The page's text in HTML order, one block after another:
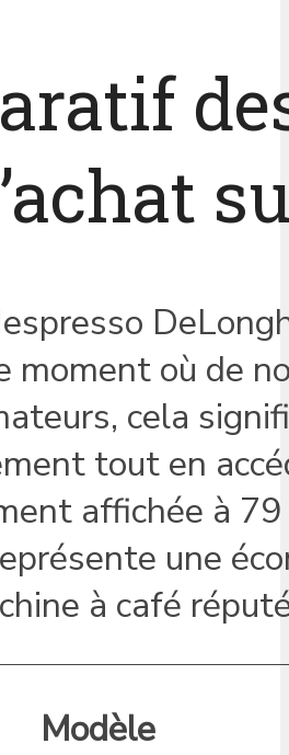
moment où de
cela
tout en
affichée à
une
à café
Modèle